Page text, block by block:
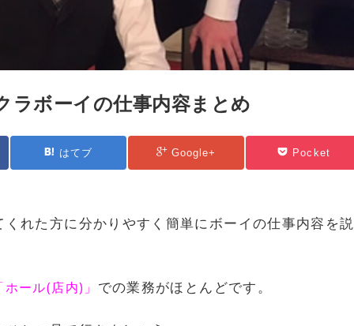
ラボーイの仕事内容まとめ
はてブ Google+ Pocket
れた方に分かりやすく簡単にボーイの仕事内容を説
ホール(店内)」 での業務がほとんどです。